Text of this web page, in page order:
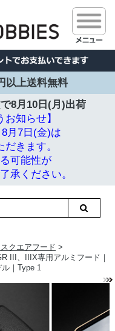
以上送料無料
8月10日(月)出荷
お知らせ】
月7日(金)は
きます。
可能性が
承ください。
クエアフード >
III、IIIX専用アルミフード｜
｜Type 1